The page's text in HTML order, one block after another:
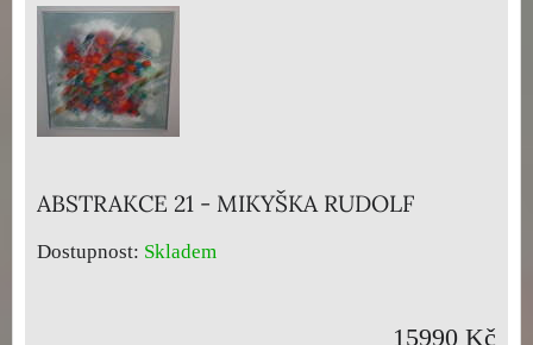
ABSTRAKCE 21 - MIKYŠKA RUDOLF
Dostupnost: Skladem
15990 Kč